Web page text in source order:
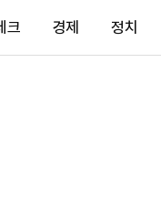
크 경제 정치